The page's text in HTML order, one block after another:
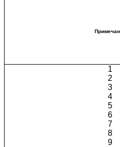
1
2
3
4
5
6
7
8
9